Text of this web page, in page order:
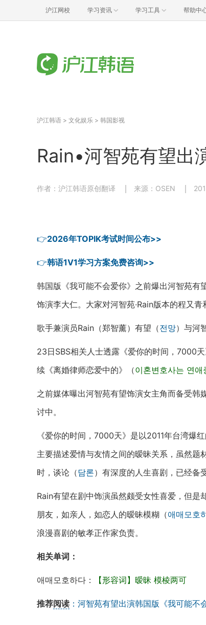
沪江网校 学习资讯 学习工具 帮助中
沪江韩语 > 文化娱乐 > 韩国影视
Rain•河智苑有望出
作者：沪江韩语原创翻译 来源：OSEN
👉2026年TOPIK考试时间公布>>
👉韩语1V1学习方案免费咨询>>
韩国版《我可能不会爱你》之前爆出河智苑有
饰演李大仁。大家对河智苑·Rain版本的程又
歌手兼演员Rain（郑智薰）有望（전망）与河
23日SBS相关人士透露《爱你的时间，7000天
续《离婚律师恋爱中的》（이혼변호사는 연애
之前媒体曝出河智苑有望饰演女主角而备受韩
讨中。
《爱你的时间，7000天》是以2011年台湾爆
主要描述爱情与友情之间的暧昧关系，虽然题
时，谈论（담론）有深度的人生喜剧，已经备
Rain有望在剧中饰演虽然颇受女性喜爱，但
朋友，如亲人，如恋人的暧昧模糊（애매모호
浪漫喜剧的敏孝正作家负责。
相关单词：
애매모호하다： 【形容词】暧昧 模棱两可
推荐阅读 ：河智苑有望出演韩国版《我可能不